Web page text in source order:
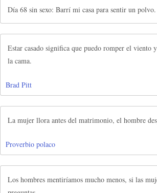
Día 68 sin sexo: Barrí mi casa para sentir un polvo.
Estar casado significa que puedo romper el viento
la cama.
Brad Pitt
La mujer llora antes del matrimonio, el hombre
Proverbio polaco
Los hombres mentiríamos mucho menos, si las